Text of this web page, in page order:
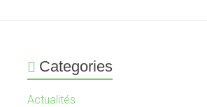
Categories
Actualités